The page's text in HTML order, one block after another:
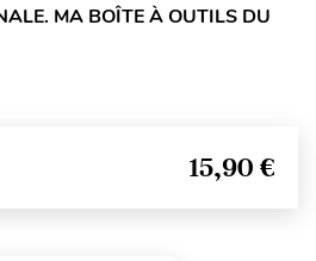
MA BOÎTE À OUTILS DU
15,90 €